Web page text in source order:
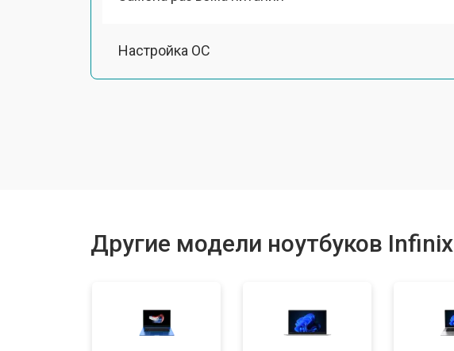
Настройка ОС
Ремонт мультиконтроллера
Другие модели ноутбуков Infinix